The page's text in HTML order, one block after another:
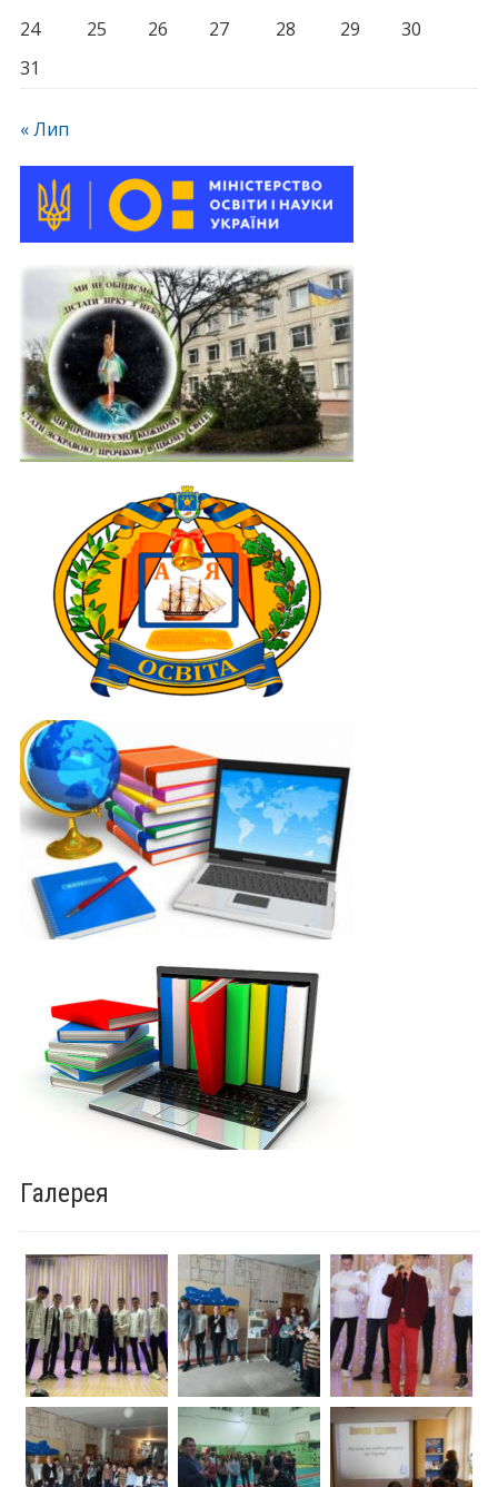
24
25 26 27 28 29
30
31
« Лип
Галерея